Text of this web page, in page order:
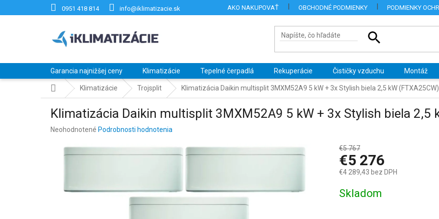
0951 418 814 info@iklimatizacie.sk AKO NAKUPOVAŤ OBCHODNÉ PODMIENKY PODMIENKY
Garancia najnižšej ceny Klimatizácie Tepelné čerpadlá Rekuperácie Čističky vzduchu Montáž
DomovKlimatizácie Trojsplit Klimatizácia Daikin multisplit 3MXM52A9 5 kW + 3x Stylish biela 2,5 kW (FTXA25CW)
Klimatizácia Daikin multisplit 3MXM52A9 5 kW + 3x Stylish biela 2,5
Priemerné
produktu
hviezdičiek.
Neohodnotené Podrobnosti hodnotenia
€5 767
€5 276
€4 289,43 bez DPH
cena:
Skladom